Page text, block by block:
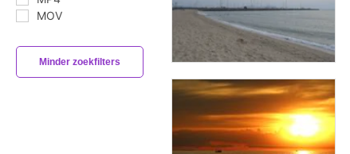
MOV
Minder zoekfilters